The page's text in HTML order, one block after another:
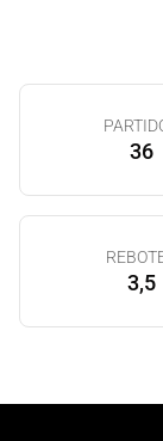
36
3,5